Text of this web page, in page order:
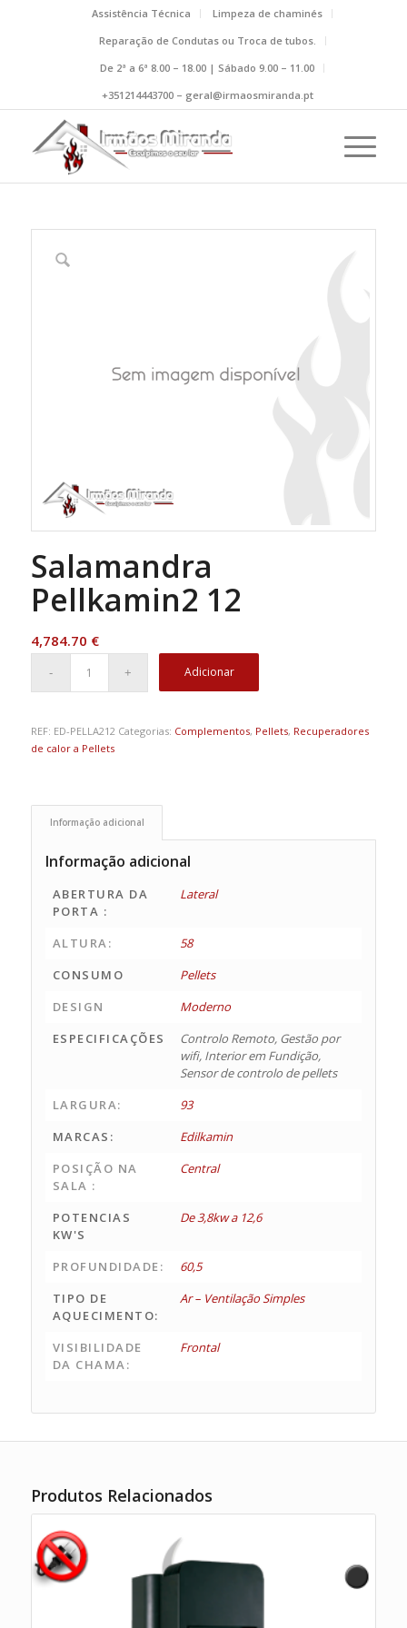
Assistência Técnica
Limpeza de chaminés
Reparação de Condutas ou Troca de tubos.
De 2ª a 6ª 8.00 – 18.00 | Sábado 9.00 – 11.00
+351214443700 – geral@irmaosmiranda.pt
Salamandra
Pellkamin2 12
4,784.70 €
Adicionar
REF: ED-PELLA212 Categorias: Complementos, Pellets, Recuperadores
de calor a Pellets
Informação adicional
Informação adicional
ABERTURA DA
PORTA :
Lateral
ALTURA:
58
CONSUMO
Pellets
DESIGN
Moderno
ESPECIFICAÇÕES
Controlo Remoto, Gestão por
wifi, Interior em Fundição,
Sensor de controlo de pellets
LARGURA:
93
MARCAS:
Edilkamin
POSIÇÃO NA
SALA :
Central
POTENCIAS
KW'S
De 3,8kw a 12,6
PROFUNDIDADE:
60,5
TIPO DE
AQUECIMENTO:
Ar – Ventilação Simples
VISIBILIDADE
DA CHAMA:
Frontal
Produtos Relacionados